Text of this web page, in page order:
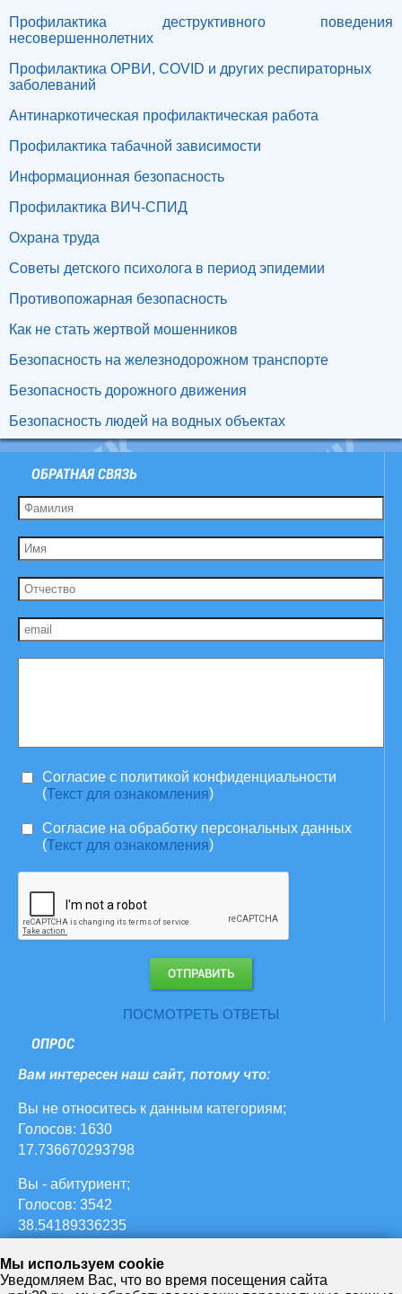
Профилактика деструктивного поведения
несовершеннолетних
Профилактика ОРВИ, COVID и других респираторных
заболеваний
Антинаркотическая профилактическая работа
Профилактика табачной зависимости
Информационная безопасность
Профилактика ВИЧ-СПИД
Охрана труда
Советы детского психолога в период эпидемии
Противопожарная безопасность
Как не стать жертвой мошенников
Безопасность на железнодорожном транспорте
Безопасность дорожного движения
Безопасность людей на водных объектах
ОБРАТНАЯ СВЯЗЬ
Согласие c политикой конфиденциальности
(Текст для ознакомления)
Согласие на обработку персональных данных
(Текст для ознакомления)
ПОСМОТРЕТЬ ОТВЕТЫ
ОПРОС
Вам интересен наш сайт, потому что:
Вы не относитесь к данным категориям;
Голосов: 1630
17.736670293798
Вы - абитуриент;
Голосов: 3542
38.54189336235
ваш ребенок учится в НЖК;
Голосов: 627
Мы используем cookie
Уведомляем Вас, что во время посещения сайта